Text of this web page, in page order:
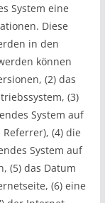
System eine
Diese
in den
können
(2) das
(3)
System auf
(4) die
System auf
(5) das Datum
(6) eine